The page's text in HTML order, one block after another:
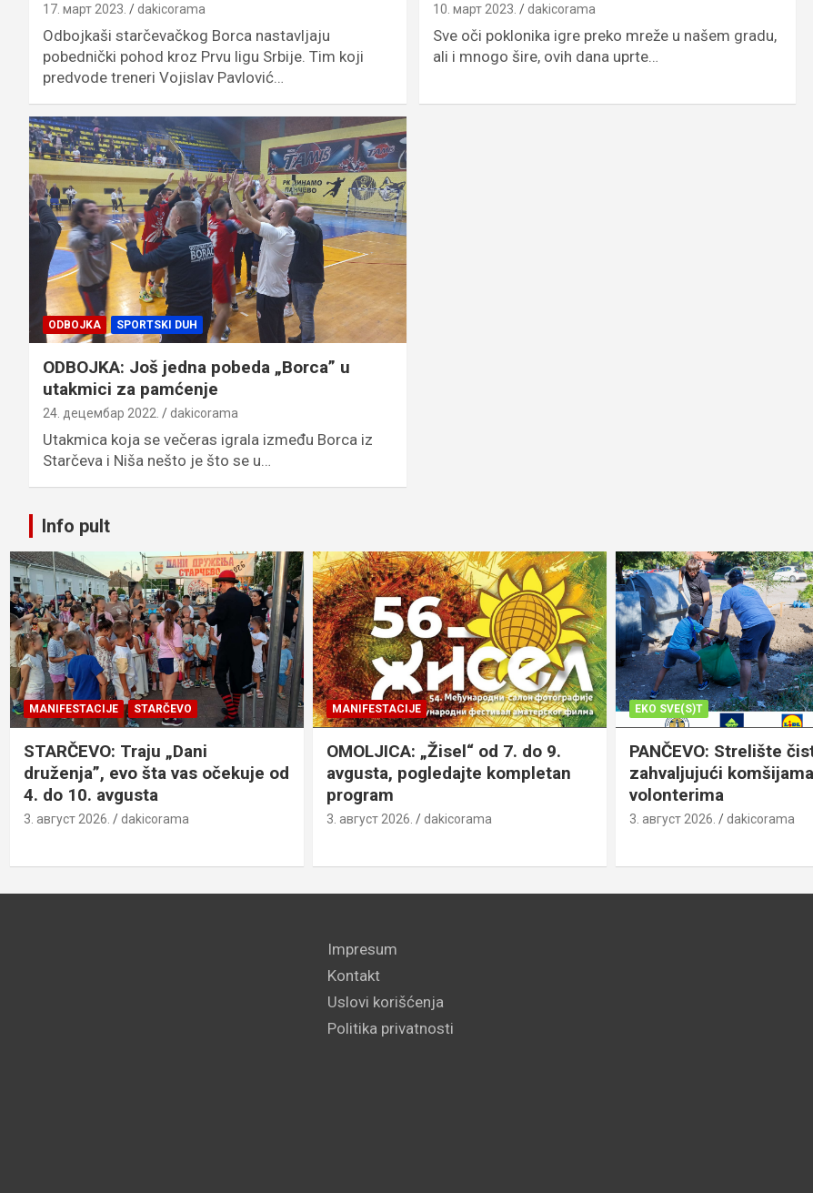
17. март 2023. dakicorama
Odbojkaši starčevačkog Borca nastavljaju
pobednički pohod kroz Prvu ligu Srbije. Tim koji
predvode treneri Vojislav Pavlović…
10. март 2023. dakicorama
Sve oči poklonika igre preko mreže u našem gradu,
ali i mnogo šire, ovih dana uprte…
ODBOJKA SPORTSKI DUH
ODBOJKA: Još jedna pobeda „Borca” u
utakmici za pamćenje
24. децембар 2022. dakicorama
Utakmica koja se večeras igrala između Borca iz
Starčeva i Niša nešto je što se u…
Info pult
MANIFESTACIJE STARČEVO
STARČEVO: Traju „Dani
druženja”, evo šta vas očekuje od
4. do 10. avgusta
3. август 2026. dakicorama
MANIFESTACIJE
OMOLJICA: „Žisel“ od 7. do 9.
avgusta, pogledajte kompletan
program
3. август 2026. dakicorama
EKO SVE(S)T
PANČEVO: Strelište
zahvaljujući
volonterima
3. август 2026. dakicorama
Impresum
Kontakt
Uslovi korišćenja
Politika privatnosti